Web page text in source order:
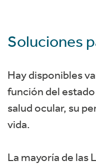
Soluciones
Hay disponibles
función del
salud ocular, su
vida.
La mayoría de las